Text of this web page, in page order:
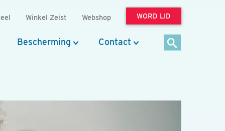
Winkel Zeist Webshop WORD LID
Bescherming Contact